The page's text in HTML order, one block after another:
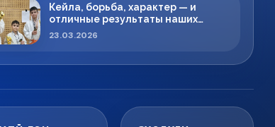
Кейла, борьба, характер — и
отличные результаты наших
спортсменов!
23.03.2026